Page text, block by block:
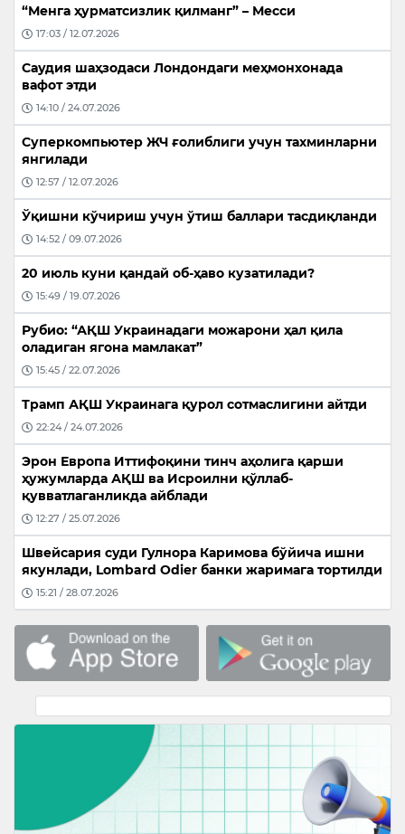
“Менга ҳурматсизлик қилманг” – Месси
17:03 / 12.07.2026
Саудия шаҳзодаси Лондондаги меҳмонхонада
вафот этди
14:10 / 24.07.2026
Суперкомпьютер ЖЧ ғолиблиги учун тахминларни
янгилади
12:57 / 12.07.2026
Ўқишни кўчириш учун ўтиш баллари тасдиқланди
14:52 / 09.07.2026
20 июль куни қандай об-ҳаво кузатилади?
15:49 / 19.07.2026
Рубио: “АҚШ Украинадаги можарони ҳал қила
оладиган ягона мамлакат”
15:45 / 22.07.2026
Трамп АҚШ Украинага қурол сотмаслигини айтди
22:24 / 24.07.2026
Эрон Европа Иттифоқини тинч аҳолига қарши
ҳужумларда АҚШ ва Исроилни қўллаб-
қувватлаганликда айблади
12:27 / 25.07.2026
Швейсария суди Гулнора Каримова бўйича ишни
якунлади, Lombard Odier банки жаримага тортилди
15:21 / 28.07.2026